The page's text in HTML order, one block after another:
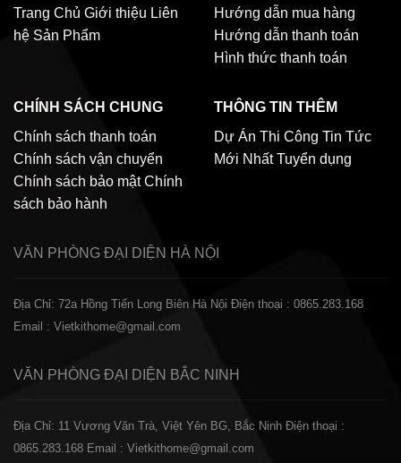
Trang Chủ Giới thiệu Liên
hệ Sản Phẩm
Hướng dẫn mua hàng
Hướng dẫn thanh toán
Hình thức thanh toán
CHÍNH SÁCH CHUNG
Chính sách thanh toán
Chính sách vận chuyển
Chính sách bảo mật Chính
sách bảo hành
THÔNG TIN THÊM
Dự Án Thi Công Tin Tức
Mới Nhất Tuyển dụng
VĂN PHÒNG ĐẠI DIỆN HÀ NỘI
Địa Chỉ: 72a Hồng Tiến Long Biên Hà Nội Điện thoại : 0865.283.168
Email : Vietkithome@gmail.com
VĂN PHÒNG ĐẠI DIỆN BẮC NINH
Địa Chỉ: 11 Vương Văn Trà, Việt Yên BG, Bắc Ninh Điện thoại :
0865.283.168 Email : Vietkithome@gmail.com